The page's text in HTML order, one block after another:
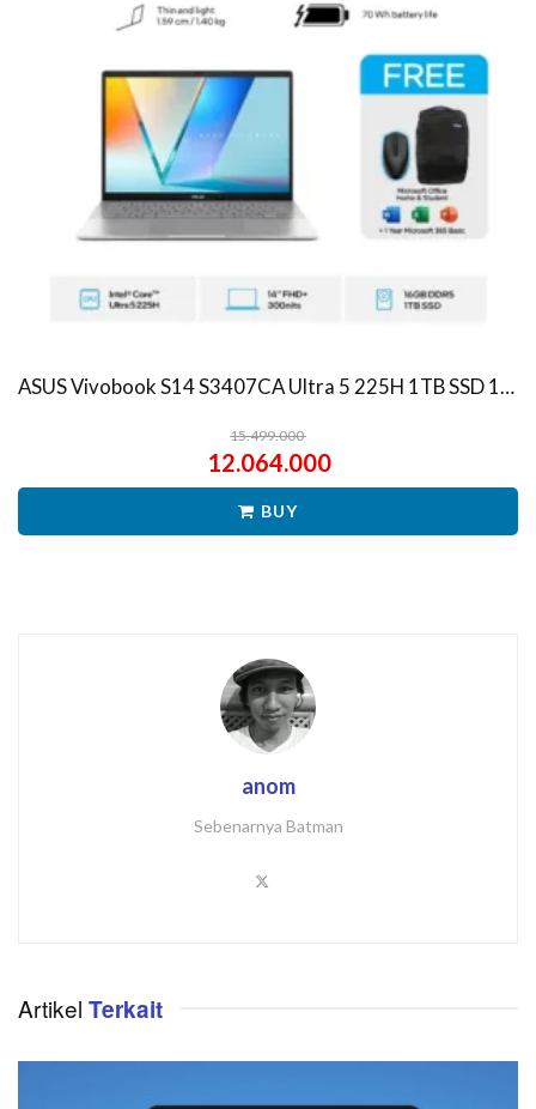
ASUS Vivobook S14 S3407CA Ultra 5 225H 1TB SSD 16GB WUXGA IPS Win11+OHS
15.499.000
12.064.000
BUY
anom
Sebenarnya Batman
Artikel Terkait